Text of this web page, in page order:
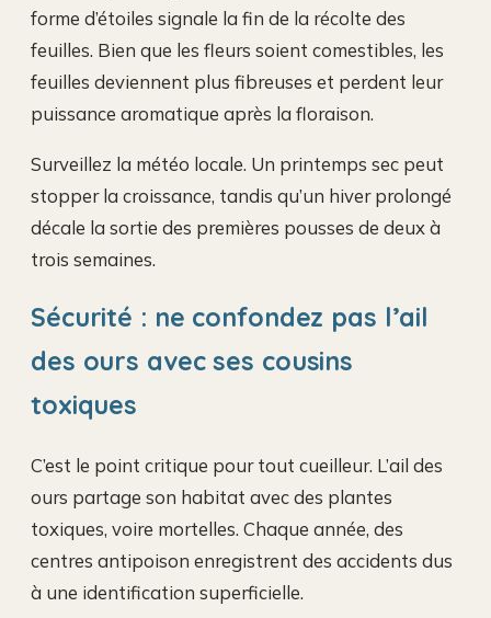
forme d’étoiles signale la fin de la récolte des
feuilles. Bien que les fleurs soient comestibles, les
feuilles deviennent plus fibreuses et perdent leur
puissance aromatique après la floraison.
Surveillez la météo locale. Un printemps sec peut
stopper la croissance, tandis qu’un hiver prolongé
décale la sortie des premières pousses de deux à
trois semaines.
Sécurité : ne confondez pas l’ail
des ours avec ses cousins
toxiques
C’est le point critique pour tout cueilleur. L’ail des
ours partage son habitat avec des plantes
toxiques, voire mortelles. Chaque année, des
centres antipoison enregistrent des accidents dus
à une identification superficielle.